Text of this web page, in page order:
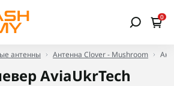
0
антенны Антенна Clover - Mushroom
AviaUkrTech